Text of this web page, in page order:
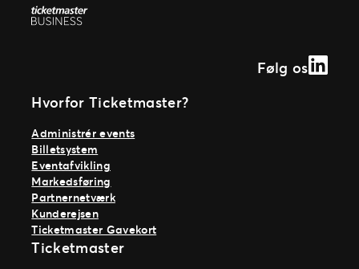
Følg os
Hvorfor Ticketmaster?
Administrér events
Billetsystem
Eventafvikling
Markedsføring
Partnernetværk
Kunderejsen
Ticketmaster Gavekort
Ticketmaster